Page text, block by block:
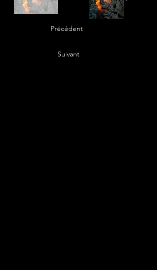
Précédent
Suivant